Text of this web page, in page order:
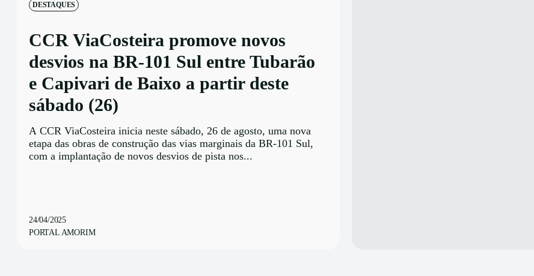
DESTAQUES
CCR ViaCosteira promove novos
desvios na BR-101 Sul entre Tubarão
e Capivari de Baixo a partir deste
sábado (26)
A CCR ViaCosteira inicia neste sábado, 26 de agosto, uma nova
etapa das obras de construção das vias marginais da BR-101 Sul,
com a implantação de novos desvios de pista nos...
24/04/2025
PORTAL AMORIM